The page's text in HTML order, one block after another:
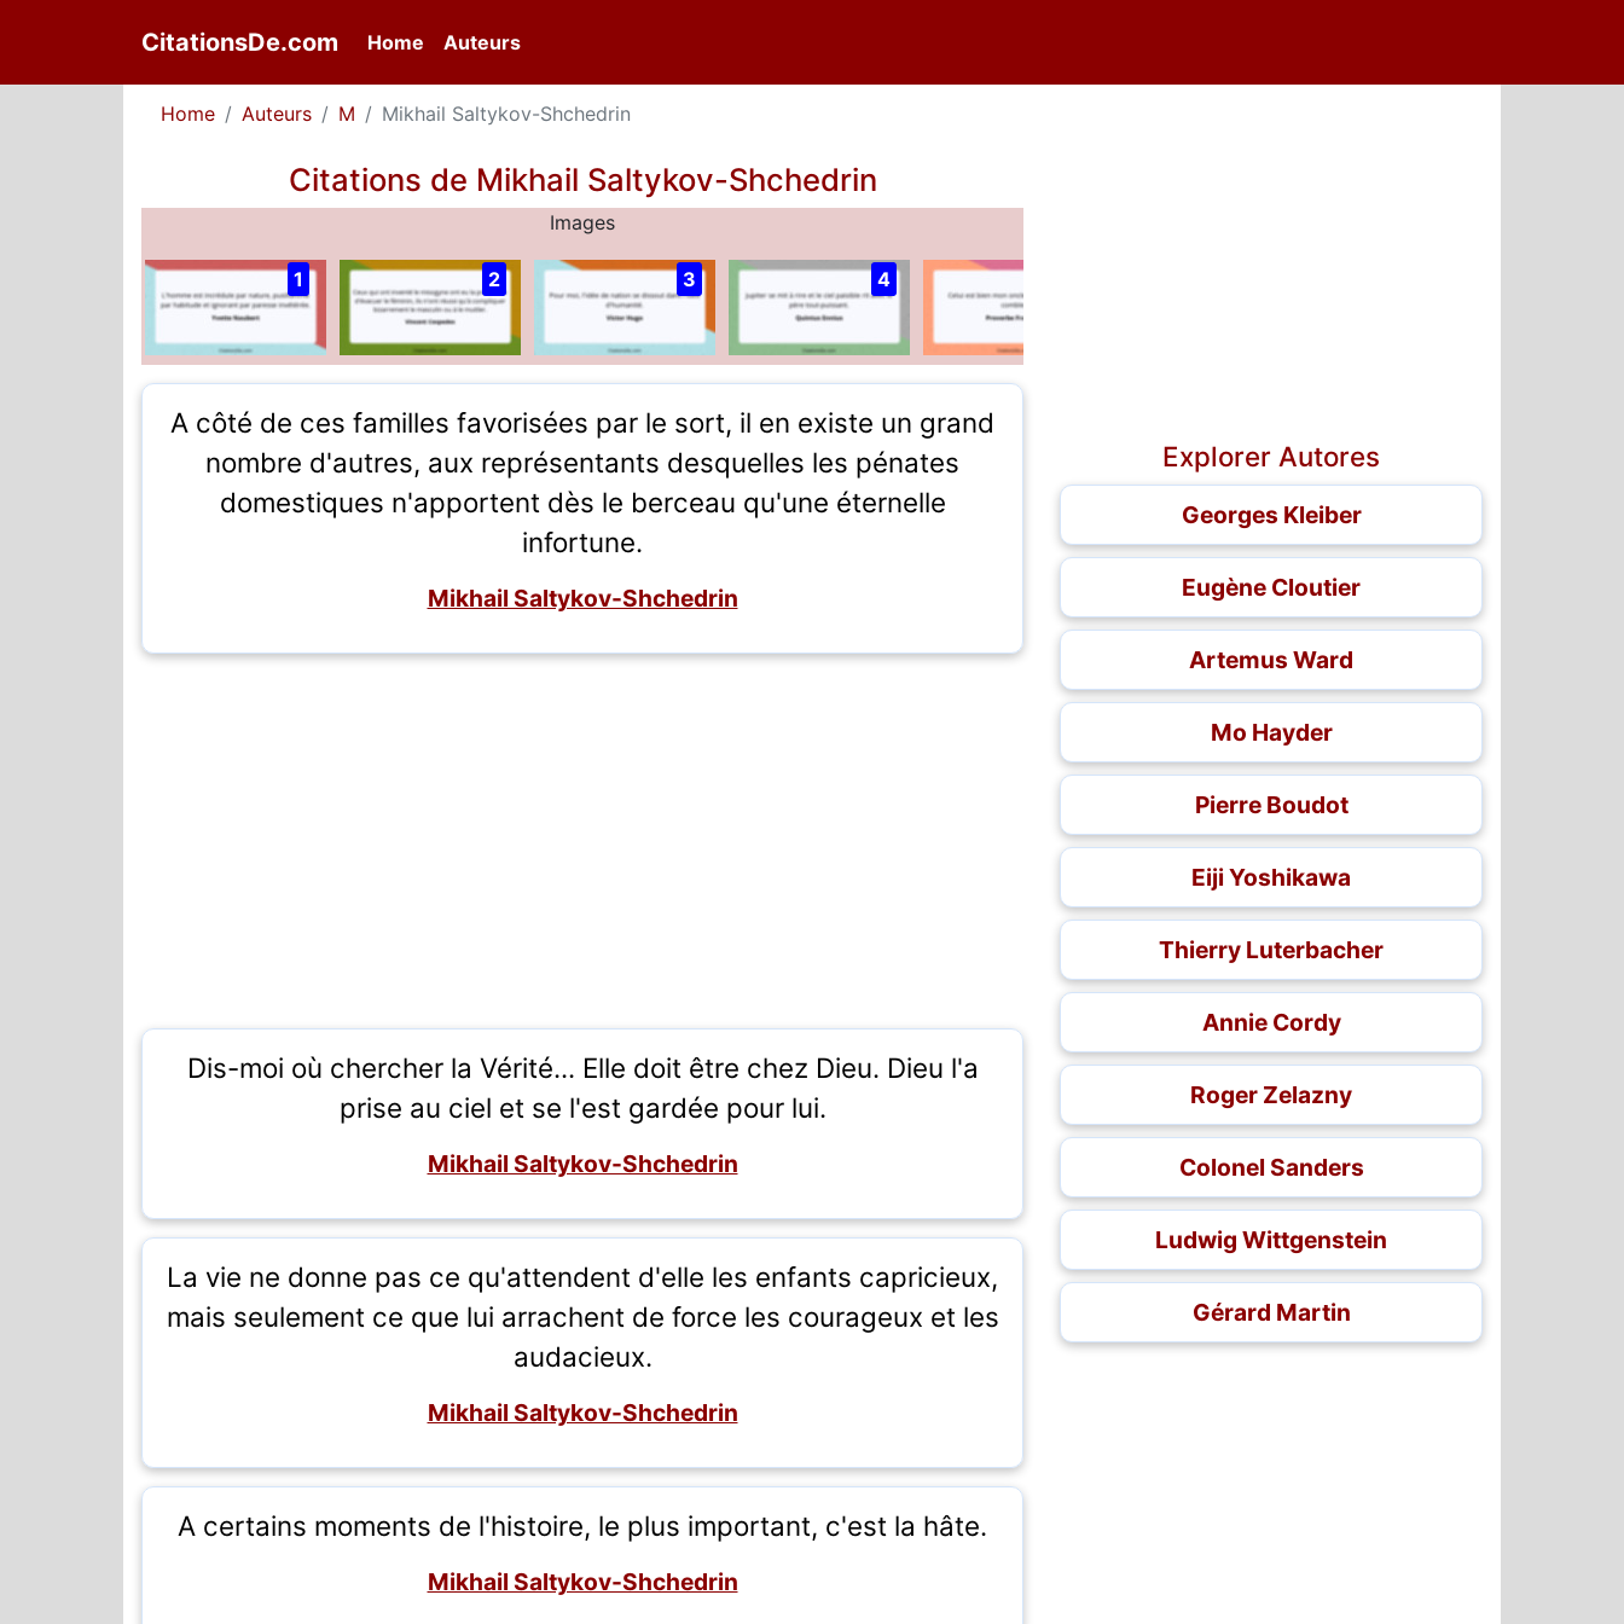
CitationsDe.com Home (current)
Auteurs
Home Auteurs M Mikhail Saltykov-Shchedrin
Citations de Mikhail Saltykov-Shchedrin
Images
1 2 3 4
A côté de ces familles favorisées par le sort, il en existe un grand
nombre d'autres, aux représentants desquelles les pénates
domestiques n'apportent dès le berceau qu'une éternelle
infortune.
Mikhail Saltykov-Shchedrin
Dis-moi où chercher la Vérité... Elle doit être chez Dieu. Dieu l'a
prise au ciel et se l'est gardée pour lui.
Mikhail Saltykov-Shchedrin
La vie ne donne pas ce qu'attendent d'elle les enfants capricieux,
mais seulement ce que lui arrachent de force les courageux et les
audacieux.
Mikhail Saltykov-Shchedrin
A certains moments de l'histoire, le plus important, c'est la hâte.
Mikhail Saltykov-Shchedrin
Explorer Autores
Georges Kleiber
Eugène Cloutier
Artemus Ward
Mo Hayder
Pierre Boudot
Eiji Yoshikawa
Thierry Luterbacher
Annie Cordy
Roger Zelazny
Colonel Sanders
Ludwig Wittgenstein
Gérard Martin